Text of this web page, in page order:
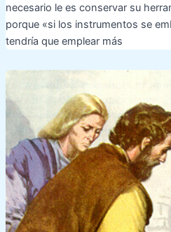
necesario le es conservar su
porque «si los instrumentos se
tendría que emplear más